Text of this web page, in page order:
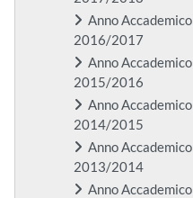
Anno Accademico
2016/2017
Anno Accademico
2015/2016
Anno Accademico
2014/2015
Anno Accademico
2013/2014
Anno Accademico